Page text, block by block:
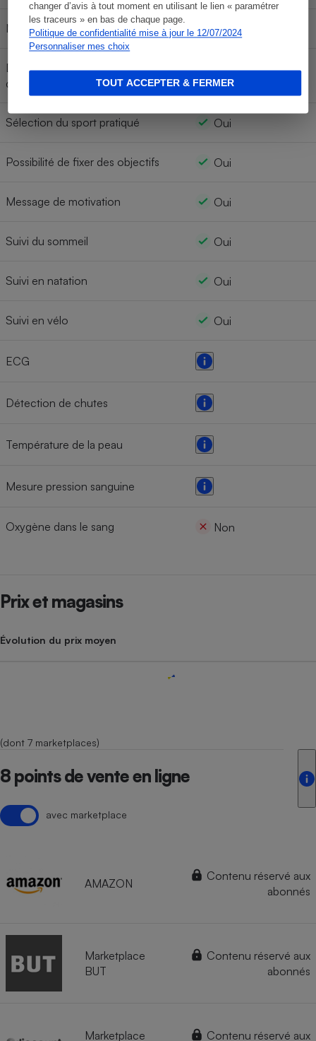
changer d’avis à tout moment en utilisant le lien « paramétrer
les traceurs » en bas de chaque page.
Politique de confidentialité mise à jour le 12/07/2024
Personnaliser mes choix
TOUT ACCEPTER & FERMER
Mesure VO2max Oui
Détection automatique du type
d'activité
Non
Sélection du sport pratiqué Oui
Possibilité de fixer des objectifs Oui
Message de motivation Oui
Suivi du sommeil Oui
Suivi en natation Oui
Suivi en vélo Oui
ECG
Détection de chutes
Température de la peau
Mesure pression sanguine
Oxygène dans le sang Non
Prix et magasins
Évolution du prix moyen
(dont 7 marketplaces)
8 points de vente en ligne
avec marketplace
AMAZON
Contenu réservé aux
abonnés
Marketplace
BUT
Contenu réservé aux
abonnés
Marketplace Contenu réservé aux